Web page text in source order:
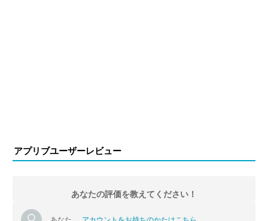
アプリブユーザーレビュー
あなたの評価を教えてください！